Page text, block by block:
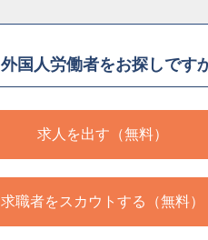
外国人労働者をお探しです
求人を出す（無料）
求職者をスカウトする（無料）